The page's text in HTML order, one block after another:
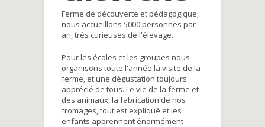
Ferme de découverte et pédagogique,
nous accueillons 5000 personnes par
an, trés curieuses de l'élevage.
Pour les écoles et les groupes nous
organisons toute l'année la visite de la
ferme, et une dégustation toujours
apprécié de tous. Le vie de la ferme et
des animaux, la fabrication de nos
fromages, tout est expliqué et les
enfants apprennent énormément